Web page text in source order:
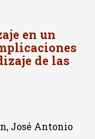
en un
de las
José Antonio